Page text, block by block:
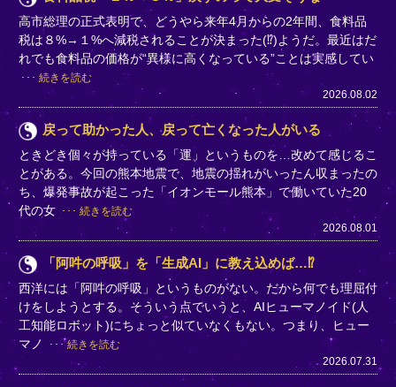
高市総理の正式表明で、どうやら来年4月からの2年間、食料品
税は８%→１%へ減税されることが決まった(⁉)ようだ。最近はだ
れでも食料品の価格が“異様に高くなっている”ことは実感してい
続きを読む
2026.08.02
戻って助かった人、戻って亡くなった人がいる
ときどき個々が持っている「運」というものを…改めて感じるこ
とがある。今回の熊本地震で、地震の揺れがいったん収まったの
ち、爆発事故が起こった「イオンモール熊本」で働いていた20
代の女
続きを読む
2026.08.01
「阿吽の呼吸」を「生成AI」に教え込めば…⁉
西洋には「阿吽の呼吸」というものがない。だから何でも理屈付
けをしようとする。そういう点でいうと、AIヒューマノイド(人
工知能ロボット)にちょっと似ていなくもない。つまり、ヒュー
マノ
続きを読む
2026.07.31